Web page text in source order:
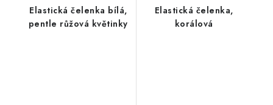
Elastická čelenka bílá,
pentle růžová květinky
Elastická čelenka,
korálová